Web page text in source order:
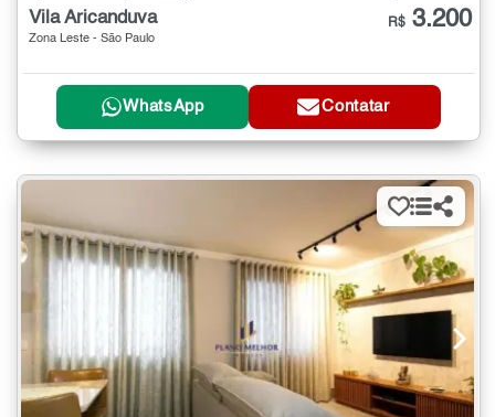
Vila Aricanduva
Zona Leste - São Paulo
R$ 3.200
WhatsApp Contatar